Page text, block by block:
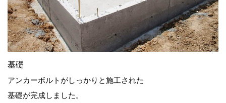
基礎
アンカーボルトがしっかりと施工された
基礎が完成しました。